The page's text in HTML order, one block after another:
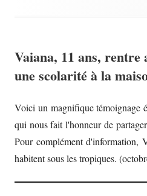
Vaiana, 11 ans, rentre
une scolarité à la
Voici un magnifique témoignage
qui nous fait l'honneur de
Pour complément d'information,
habitent sous les tropiques.